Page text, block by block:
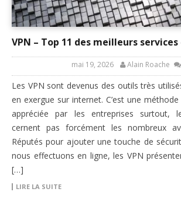
VPN – Top 11 des meilleurs services
mai 19, 2026 Alain Roache
Les VPN sont devenus des outils très
en exergue sur internet. C’est une
appréciée par les entreprises surtout,
cernent pas forcément les nombreux
Réputés pour ajouter une touche de
nous effectuons en ligne, les VPN
[…]
LIRE LA SUITE